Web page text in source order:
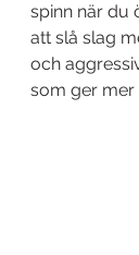
spinn när du
att slå slag
och
som ger mer